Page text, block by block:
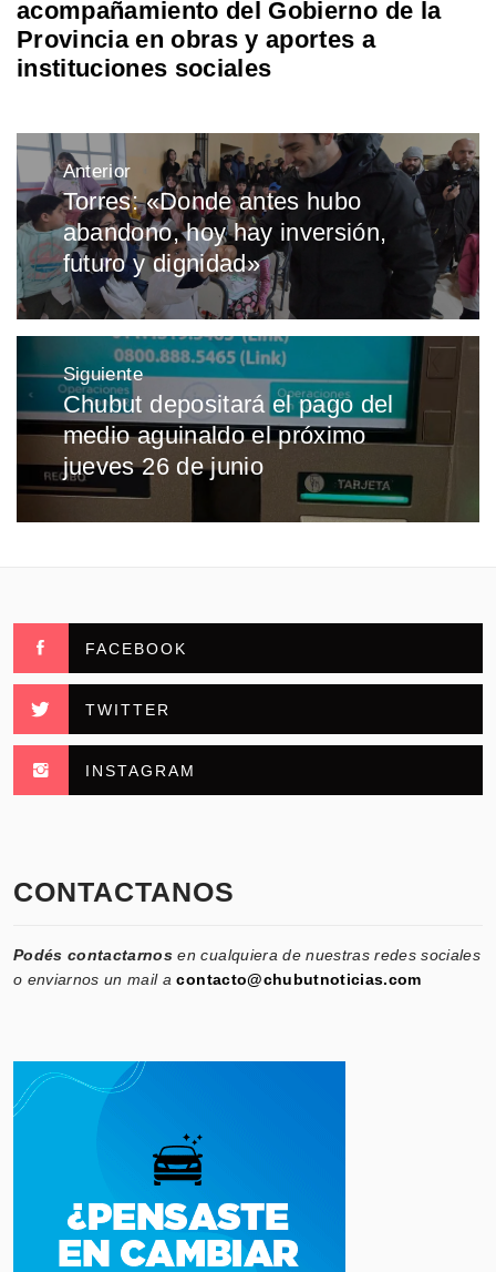
acompañamiento del Gobierno de la
Provincia en obras y aportes a
instituciones sociales
Navegación
de
entradas
Anterior
Entrada
anterior:
Torres: «Donde antes hubo
abandono, hoy hay inversión,
futuro y dignidad»
Siguiente
Entrada
siguiente:
Chubut depositará el pago del
medio aguinaldo el próximo
jueves 26 de junio
FACEBOOK
TWITTER
INSTAGRAM
CONTACTANOS
Podés contactarnos en cualquiera de nuestras redes sociales
o enviarnos un mail acontacto@chubutnoticias.com